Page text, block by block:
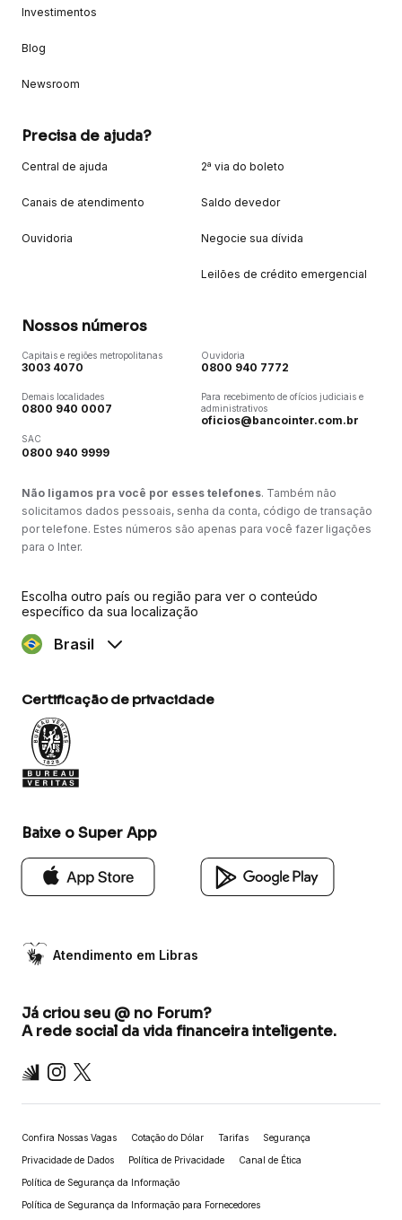
Investimentos
Blog
Newsroom
Precisa de ajuda?
Central de ajuda
Canais de atendimento
Ouvidoria
2ª via do boleto
Saldo devedor
Negocie sua dívida
Leilões de crédito emergencial
Nossos números
Capitais e regiões metropolitanas
3003 4070
Demais localidades
0800 940 0007
SAC
0800 940 9999
Ouvidoria
0800 940 7772
Para recebimento de ofícios judiciais e
administrativos
oficios@bancointer.com.br
Não ligamos pra você por esses telefones. Também não
solicitamos dados pessoais, senha da conta, código de transação
por telefone. Estes números são apenas para você fazer ligações
para o Inter.
Escolha outro país ou região para ver o conteúdo
específico da sua localização
Brasil
Certificação de privacidade
Baixe o Super App
Atendimento em Libras
Já criou seu @ no Forum?
A rede social da vida financeira inteligente.
Inter Instagram
X
Confira Nossas Vagas Cotação do Dólar Tarifas Segurança
Privacidade de Dados Política de Privacidade Canal de Ética
Política de Segurança da Informação
Política de Segurança da Informação para Fornecedores